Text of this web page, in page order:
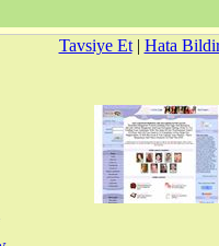
Tavsiye Et| Hata